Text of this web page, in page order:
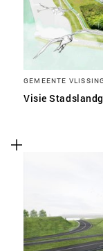
GEMEENTE
Visie